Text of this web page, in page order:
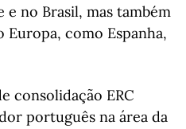
e no Brasil, mas também
Europa, como Espanha,
consolidação ERC
português na área da